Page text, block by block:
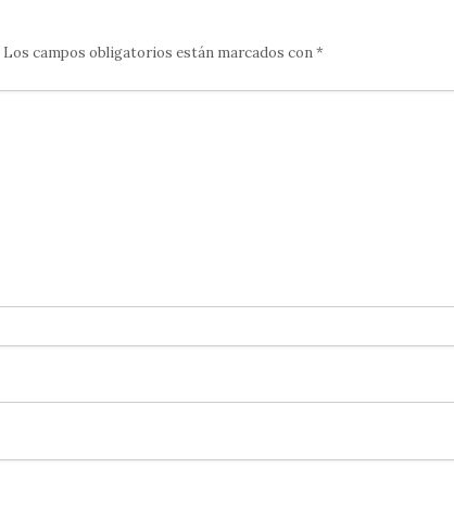
Los campos obligatorios están marcados con*